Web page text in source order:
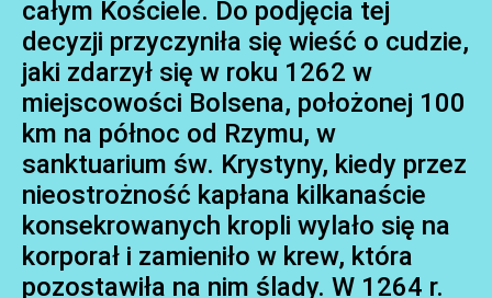
całym Kościele. Do podjęcia tej
decyzji przyczyniła się wieść o cudzie,
jaki zdarzył się w roku 1262 w
miejscowości Bolsena, położonej 100
km na północ od Rzymu, w
sanktuarium św. Krystyny, kiedy przez
nieostrożność kapłana kilkanaście
konsekrowanych kropli wylało się na
korporał i zamieniło w krew, która
pozostawiła na nim ślady. W 1264 r.